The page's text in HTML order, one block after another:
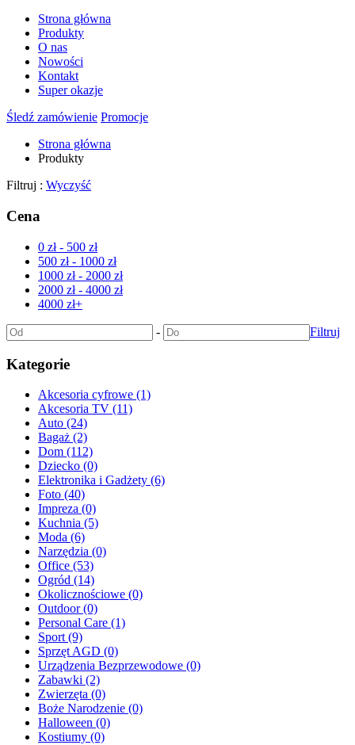
Strona główna
Produkty
O nas
Nowości
Kontakt
Super okazje
Śledź zamówienie Promocje
Strona główna
Produkty
Filtruj : Wyczyść
Cena
0 zł - 500 zł
500 zł - 1000 zł
1000 zł - 2000 zł
2000 zł - 4000 zł
4000 zł+
- Filtruj
Kategorie
Akcesoria cyfrowe (1)
Akcesoria TV (11)
Auto (24)
Bagaż (2)
Dom (112)
Dziecko (0)
Elektronika i Gadżety (6)
Foto (40)
Impreza (0)
Kuchnia (5)
Moda (6)
Narzędzia (0)
Office (53)
Ogród (14)
Okolicznościowe (0)
Outdoor (0)
Personal Care (1)
Sport (9)
Sprzęt AGD (0)
Urządzenia Bezprzewodowe (0)
Zabawki (2)
Zwierzęta (0)
Boże Narodzenie (0)
Halloween (0)
Kostiumy (0)